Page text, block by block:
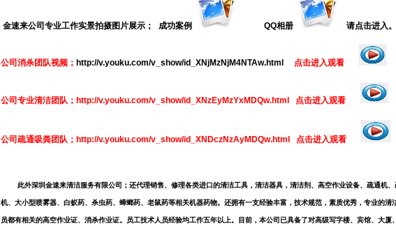
金速来公司专业工作实景拍摄图片展示； 成功案例 QQ相册 请点击进入。
公司消杀团队视频 ； http://v.youku.com/v_show/id_XNjMzNjM4NTAw.html 点击进入观看
公司专业清洁团队 ； http://v.youku.com/v_show/id_XNzEyMzYxMDQw.html 点击进入观看
公司疏通吸粪团队；http://v.youku.com/v_show/id_XNDczNzAyMDQw.html 点击进入观看
此外深圳金速来清洁服务有限公司；还代理销售、修理各类进口的清洁工具，清洁器具，清洁剂、高空作业设备、疏通机
机、大小型喷雾器、白蚁药、杀虫药、蟑螂药、老鼠药等相关机器药物。还拥有一支经验丰富，技术规范，素质优秀，专业的清
员都有相关的高空作业证、消杀作业证。员工技术人员经验均工作五年以上。目前，本公司已具备了对高级写字楼、宾馆、大厦